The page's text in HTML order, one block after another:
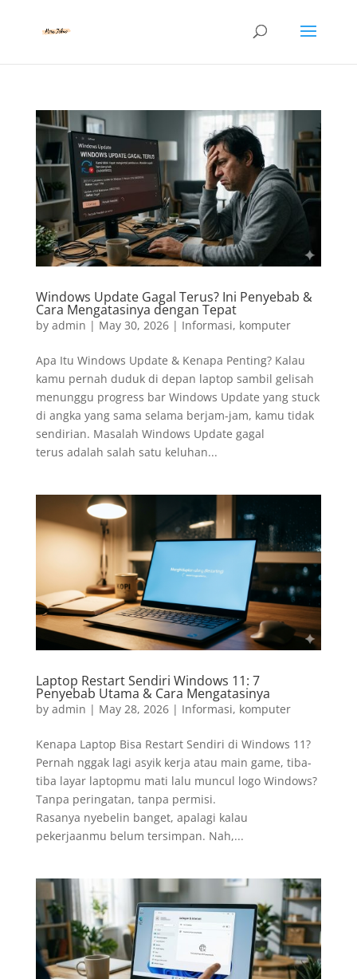
Windows Update Gagal Terus? Ini Penyebab &
Cara Mengatasinya dengan Tepat
by admin | May 30, 2026| Informasi, komputer
Apa Itu Windows Update & Kenapa Penting? Kalau
kamu pernah duduk di depan laptop sambil gelisah
menunggu progress bar Windows Update yang stuck
di angka yang sama selama berjam-jam, kamu tidak
sendirian. Masalah Windows Update gagal
terus adalah salah satu keluhan...
Laptop Restart Sendiri Windows 11: 7
Penyebab Utama & Cara Mengatasinya
by admin | May 28, 2026| Informasi, komputer
Kenapa Laptop Bisa Restart Sendiri di Windows 11?
Pernah nggak lagi asyik kerja atau main game, tiba-
tiba layar laptopmu mati lalu muncul logo Windows?
Tanpa peringatan, tanpa permisi.
Rasanya nyebelin banget, apalagi kalau
pekerjaanmu belum tersimpan. Nah,...